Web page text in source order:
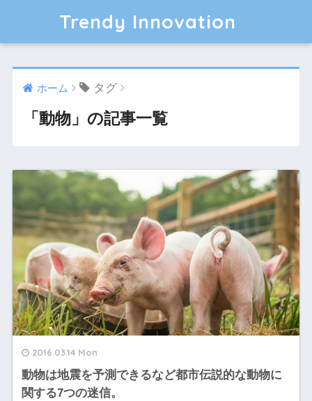
Trendy Innovation
ホーム タグ
「動物」の記事一覧
2016.03.14 Mon
動物は地震を予測できるなど都市伝説的な動物に
関する7つの迷信。